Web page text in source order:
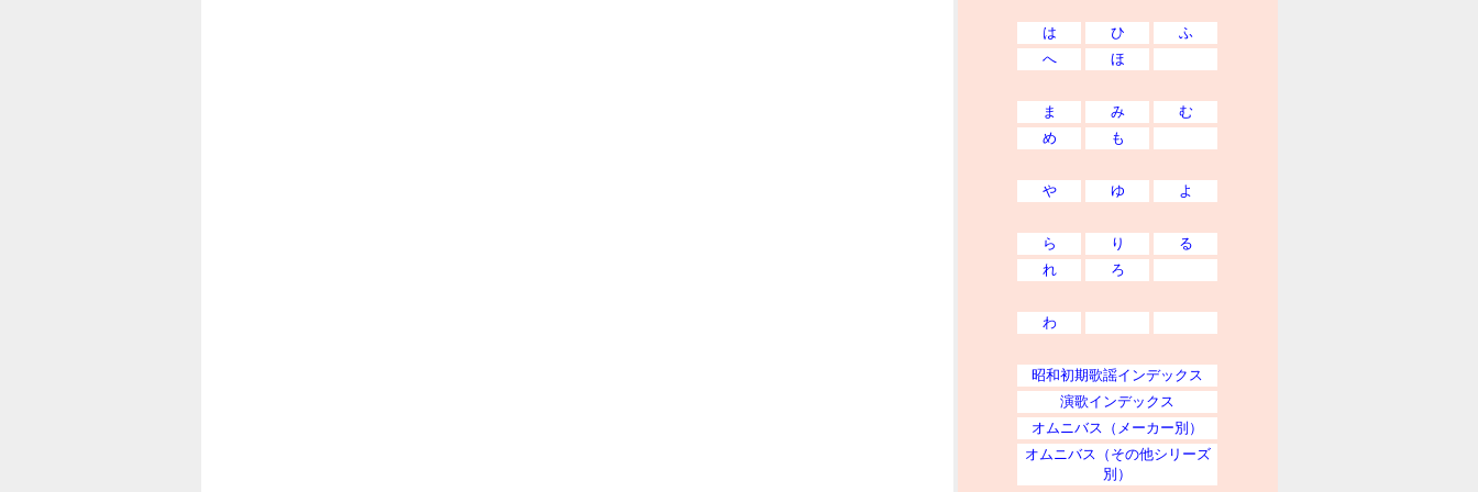
は ひ
ふ
へ
ほ
ま み
む
め
も
や ゆ よ
ら り
る
れ
ろ
わ
昭和初期歌謡インデックス
演歌インデックス
オムニバス（メーカー別）
オムニバス（その他シリーズ
別）